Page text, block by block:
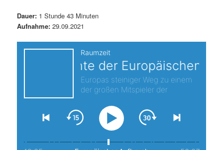
i
n
p
g
n
Dauer: 1 Stunde 43 Minuten
Aufnahme: 29.09.2021